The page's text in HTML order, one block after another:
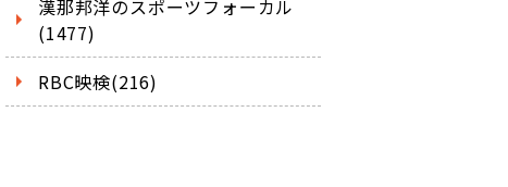
漢那邦洋のスポーツフォーカル
(1477)
RBC映検(216)